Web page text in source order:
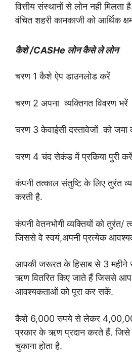
वित्तीय संस्थानों से लोन नही
वंचित शहरी कामकाजी को आर्थिक
कैशे /CASHe लोन कैसे ले लोन
चरण 1कैशे ऐप डाउनलोड करें
चरण 2 अपना व्यक्तिगत विवरण भरें
चरण 3केवाईसी दस्तावेजों को जमा
चरण 4चंद सेकंड में प्रकिया पुरी करें
कंपनी तत्काल संतुष्टि के लिए तुरंत
करती है.
कंपनी वेतनभोगी व्यक्तियों को तुरंत/
जिससे वे स्वयं,अपनी प्रत्येक
आपकी जरूरत के हिसाब से 3 महीने
ऋण वितरित किए जाते हैं जिससे
आवश्यकताओं को पूरा कर सकें.
कैशे 6,000 रुपये से लेकर
प्रकार के ऋण प्रदान करते हैं. जिसे
चुकाना होता है.